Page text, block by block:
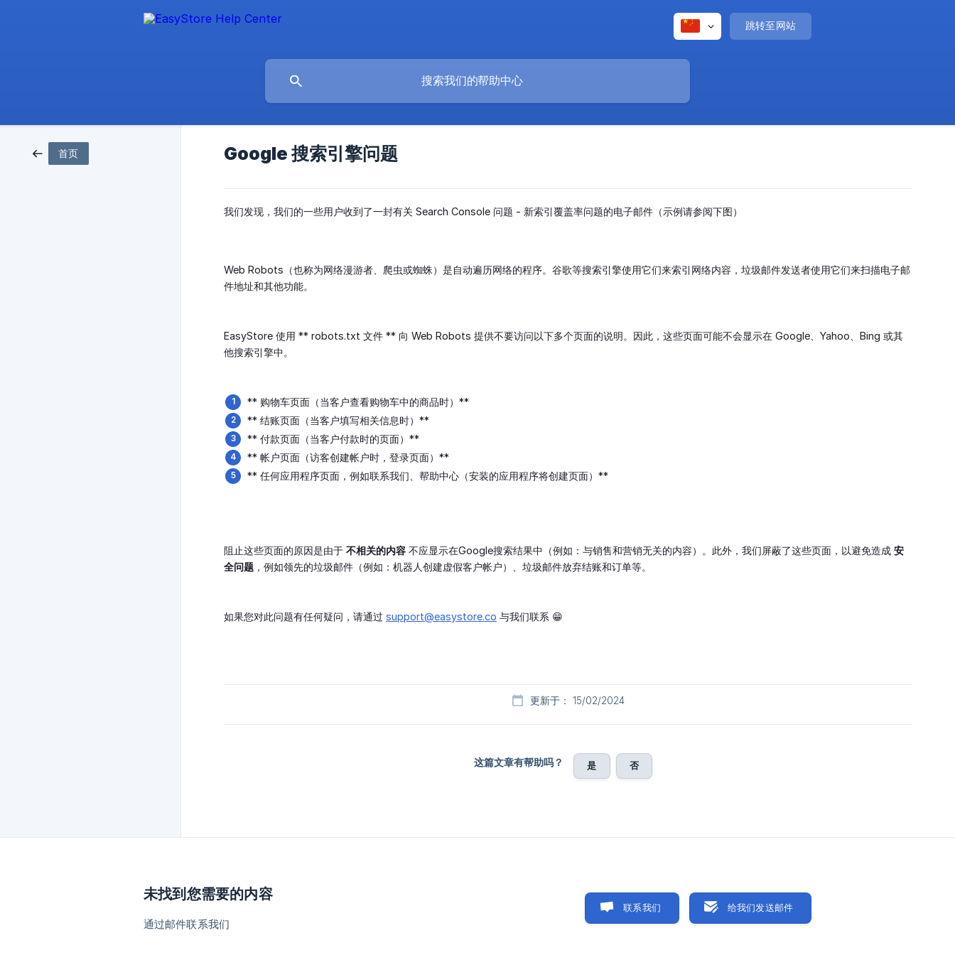
跳转至网站
首页 Google 搜索引擎问题
我们发现，我们的一些用户收到了一封有关 Search Console 问题 - 新索引覆盖率问题的电子邮件（示例请参阅下图）
Web Robots（也称为网络漫游者、爬虫或蜘蛛）是自动遍历网络的程序。谷歌等搜索引擎使用它们来索引网络内容，垃圾邮件发送者使用它们来扫描电子邮
件地址和其他功能。
EasyStore 使用 ** robots.txt 文件 ** 向 Web Robots 提供不要访问以下多个页面的说明。因此，这些页面可能不会显示在 Google、Yahoo、Bing 或其
他搜索引擎中。
** 购物车页面（当客户查看购物车中的商品时）**
** 结账页面（当客户填写相关信息时）**
** 付款页面（当客户付款时的页面）**
** 帐户页面（访客创建帐户时，登录页面）**
** 任何应用程序页面，例如联系我们、帮助中心（安装的应用程序将创建页面）**
阻止这些页面的原因是由于 不相关的内容 不应显示在Google搜索结果中（例如：与销售和营销无关的内容）。此外，我们屏蔽了这些页面，以避免造成 安
全问题 ，例如领先的垃圾邮件（例如：机器人创建虚假客户帐户）、垃圾邮件放弃结账和订单等。
如果您对此问题有任何疑问，请通过 support@easystore.co 与我们联系 😁
更新于： 15/02/2024
这篇文章有帮助吗？ 是 否
未找到您需要的内容
通过邮件联系我们
联系我们 给我们发送邮件